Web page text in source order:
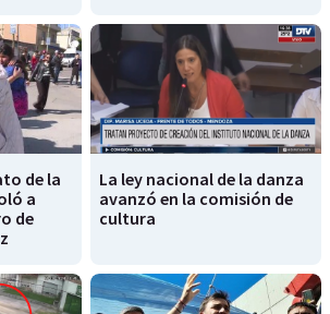
de la
a
de
La ley nacional de la danza
avanzó en la comisión de
cultura